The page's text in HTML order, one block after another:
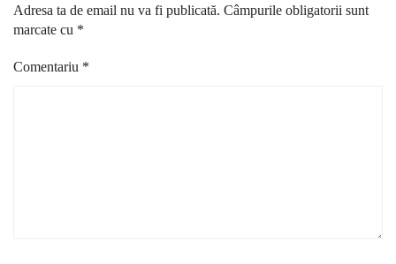
Adresa ta de email nu va fi publicată. Câmpurile obligatorii sunt
marcate cu *
Comentariu *